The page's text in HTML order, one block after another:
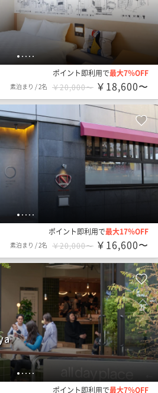
1 2 3 4 5
ポイント即利用で最大7％OFF
素泊まり /2名 ￥20,000〜 ￥18,600〜
1 2 3 4 5
ポイント即利用で最大17％OFF
素泊まり /2名 ￥20,000〜 ￥16,600〜
1 2 3 4 5
ポイント即利用で最大7％OFF